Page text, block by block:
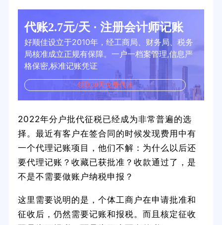
代账2.7元/天 · 注册会计师记账
好顺佳设立于2010年，经工商局、财务局、税务
局核准成立正规有保障。一户一档案管理,信息严
格保密,标准记账凭证
领取30天免费代账
2022年分户批代征税已经成为非常普遍的选
择。最近有客户在签合同的时候发现费用中有
一个代理记账项目，他们不解：为什么以后还
要代理记账？收藏已获批准？收款通过了，是
不是不需要做账户纳税申报？
这里需要说明的是，个体工商户在申请批准和
征收后，仍然需要记账和报税。而且核定征收